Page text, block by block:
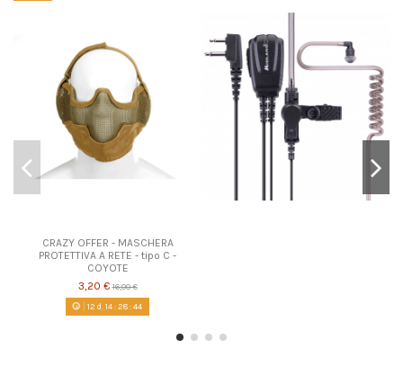
CRAZY OFFER - MASCHERA
PROTETTIVA A RETE - tipo C -
COYOTE
3,20 € 16,00 €
12 d. 14:28:43